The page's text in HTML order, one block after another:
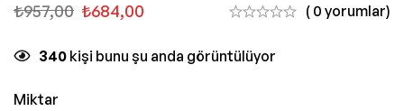
₺957,00 ₺684,00 ( 0 yorumlar)
340 kişi bunu şu anda görüntülüyor
Miktar